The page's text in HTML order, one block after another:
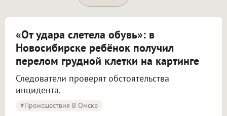
«От удара слетела обувь»: в
Новосибирске ребёнок получил
перелом грудной клетки на картинге
Следователи проверят обстоятельства
инцидента.
#Происшествия В Омске